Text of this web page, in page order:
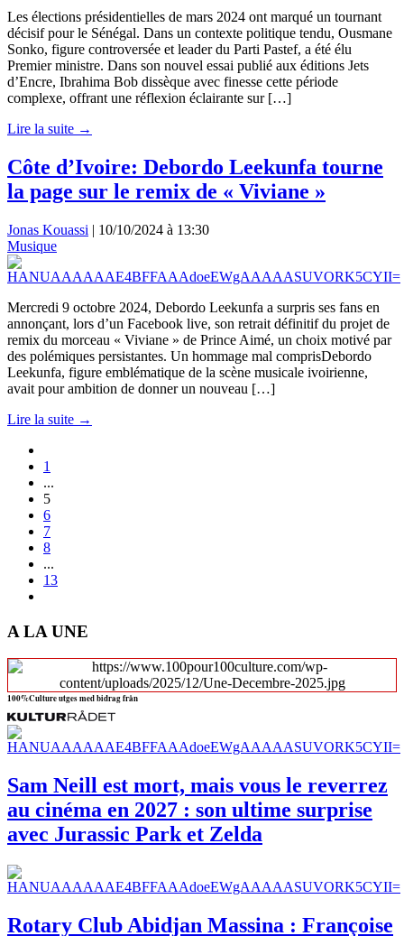
Les élections présidentielles de mars 2024 ont marqué un tournant
décisif pour le Sénégal. Dans un contexte politique tendu, Ousmane
Sonko, figure controversée et leader du Parti Pastef, a été élu
Premier ministre. Dans son nouvel essai publié aux éditions Jets
d’Encre, Ibrahima Bob dissèque avec finesse cette période
complexe, offrant une réflexion éclairante sur […]
Lire la suite →
Côte d’Ivoire: Debordo Leekunfa tourne
la page sur le remix de « Viviane »
Jonas Kouassi | 10/10/2024 à 13:30
Musique
Mercredi 9 octobre 2024, Debordo Leekunfa a surpris ses fans en
annonçant, lors d’un Facebook live, son retrait définitif du projet de
remix du morceau « Viviane » de Prince Aimé, un choix motivé par
des polémiques persistantes. Un hommage mal comprisDebordo
Leekunfa, figure emblématique de la scène musicale ivoirienne,
avait pour ambition de donner un nouveau […]
Lire la suite →
1
...
5
6
7
8
...
13
A LA UNE
100%Culture utges med bidrag från
Sam Neill est mort, mais vous le reverrez
au cinéma en 2027 : son ultime surprise
avec Jurassic Park et Zelda
Rotary Club Abidjan Massina : Françoise